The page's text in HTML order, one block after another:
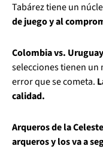
Tabárez tiene un
de juego y al
Colombia vs.
selecciones tienen un
error que se cometa.
calidad.
Arqueros de la
arqueros y los va a